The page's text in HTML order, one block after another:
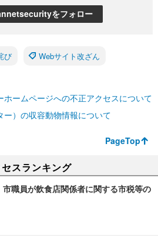
をフォロー
び Webサイト改ざん
ホームページへの不正アクセスについて
）の収容動物情報について
PageTop
セスランキング
職員が飲食店関係者に関する市税等の